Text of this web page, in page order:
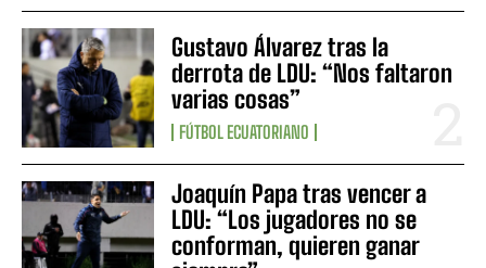
Gustavo Álvarez tras la
derrota de LDU: “Nos faltaron
varias cosas”
FÚTBOL ECUATORIANO
Joaquín Papa tras vencer a
LDU: “Los jugadores no se
conforman, quieren ganar